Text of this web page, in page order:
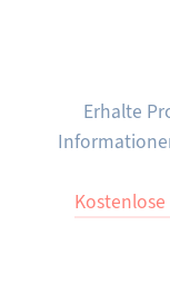
Erhalte